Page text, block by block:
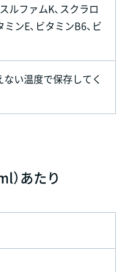
ルファムK、スクラロ
ミンE、ビタミンB6、ビ
ない温度で保存してく
）あたり